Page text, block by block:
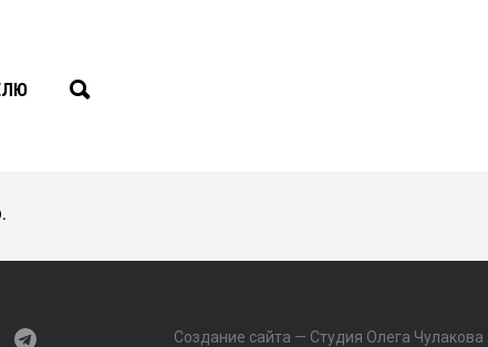
Создание сайта — Студия Олега Чулакова